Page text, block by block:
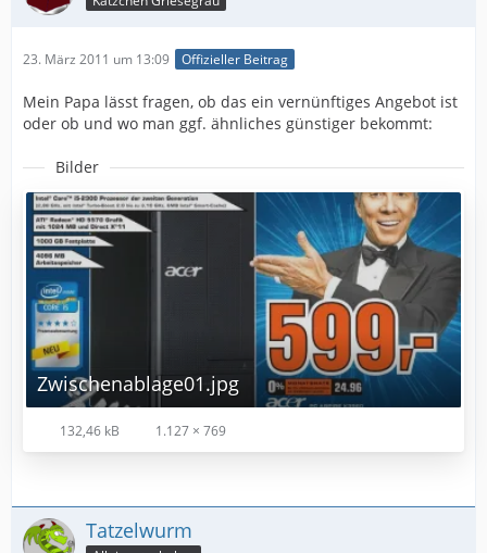
23. März 2011 um 13:09 Offizieller Beitrag
Mein Papa lässt fragen, ob das ein vernünftiges Angebot ist
oder ob und wo man ggf. ähnliches günstiger bekommt:
Bilder
Zwischenablage01.jpg
132,46 kB 1.127 × 769
Tatzelwurm